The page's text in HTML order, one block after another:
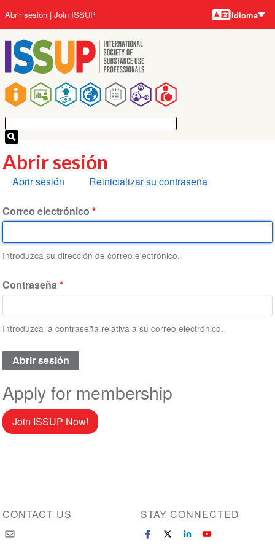
al
contenido
principal
Main
navigation
User
account
menu
Abrir sesión Join ISSUP Idiomas
Idioma
Abrir sesión
Solapas
Abrir sesión Reinicializar su contraseña
Correo electrónico
Introduzca su dirección de correo electrónico.
Contraseña
Introduzca la contraseña relativa a su correo electrónico.
Apply for membership
Join ISSUP Now!
CONTACT US STAY CONNECTED